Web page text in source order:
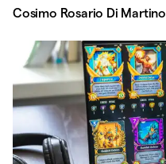
Cosimo Rosario Di Martino